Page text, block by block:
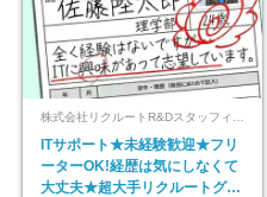
ITサポート★未経験歓迎★フリ
ーターOK!経歴は気にしなくて
大丈夫★超大手リクルートグル